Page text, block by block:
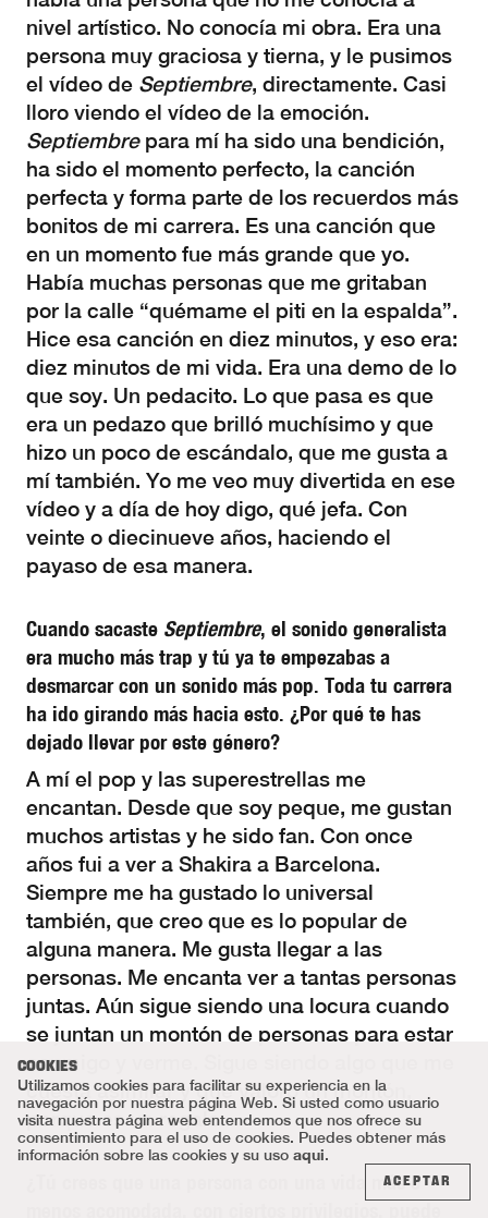
nivel artístico. No conocía mi obra. Era una
persona muy graciosa y tierna, y le pusimos
el vídeo de Septiembre, directamente. Casi
lloro viendo el vídeo de la emoción.
Septiembrepara mí ha sido una bendición,
ha sido el momento perfecto, la canción
perfecta y forma parte de los recuerdos más
bonitos de mi carrera. Es una canción que
en un momento fue más grande que yo.
Había muchas personas que me gritaban
por la calle “quémame el piti en la espalda”.
Hice esa canción en diez minutos, y eso era:
diez minutos de mi vida. Era una demo de lo
que soy. Un pedacito. Lo que pasa es que
era un pedazo que brilló muchísimo y que
hizo un poco de escándalo, que me gusta a
mí también. Yo me veo muy divertida en ese
vídeo y a día de hoy digo, qué jefa. Con
veinte o diecinueve años, haciendo el
payaso de esa manera.
Cuando sacaste Septiembre, el sonido generalista
era mucho más trap y tú ya te empezabas a
desmarcar con un sonido más pop. Toda tu carrera
ha ido girando más hacia esto. ¿Por qué te has
dejado llevar por este género?
A mí el pop y las superestrellas me
encantan. Desde que soy peque, me gustan
muchos artistas y he sido fan. Con once
años fui a ver a Shakira a Barcelona.
Siempre me ha gustado lo universal
también, que creo que es lo popular de
alguna manera. Me gusta llegar a las
personas. Me encanta ver a tantas personas
juntas. Aún sigue siendo una locura cuando
se juntan un montón de personas para estar
conmigo y verme. Sigue siendo algo que me
cuesta asimilar y que valoro un montón,
porque es un regalo.
¿Tú crees que una persona con una vida más o
COOKIES
Utilizamos cookies para facilitar su experiencia en la
navegación por nuestra página Web. Si usted como usuario
visita nuestra página web entendemos que nos ofrece su
consentimiento para el uso de cookies. Puedes obtener más
información sobre las cookies y su uso aqui.
ACEPTAR